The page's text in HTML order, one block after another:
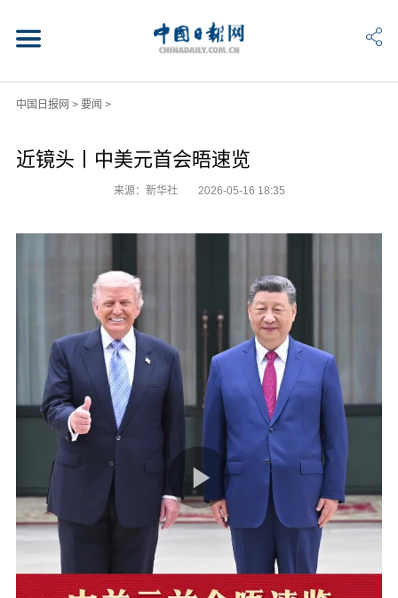
中国日报网 > 要闻 >
近镜头丨中美元首会晤速览
来源：新华社 2026-05-16 18:35